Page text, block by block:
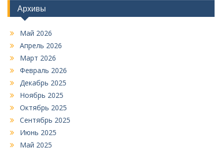
Архивы
Май 2026
Апрель 2026
Март 2026
Февраль 2026
Декабрь 2025
Ноябрь 2025
Октябрь 2025
Сентябрь 2025
Июнь 2025
Май 2025